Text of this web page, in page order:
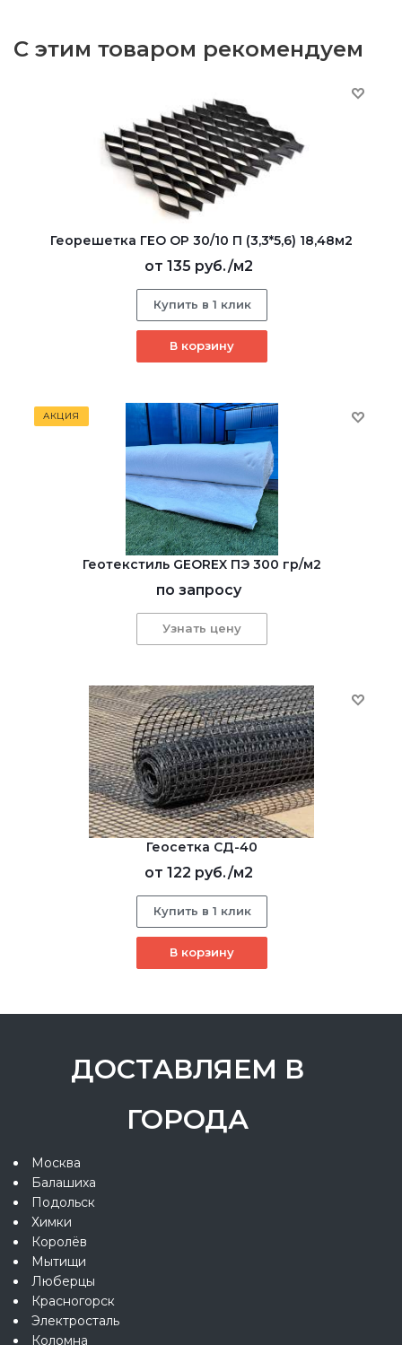
С этим товаром рекомендуем
Георешетка ГЕО ОР 30/10 П (3,3*5,6) 18,48м2
от 135 руб./м2
Купить в 1 клик
В корзину
АКЦИЯ
Геотекстиль GEOREX ПЭ 300 гр/м2
по запросу
Узнать цену
Геосетка СД-40
от 122 руб./м2
Купить в 1 клик
В корзину
ДОСТАВЛЯЕМ В
ГОРОДА
Москва
Балашиха
Подольск
Химки
Королёв
Мытищи
Люберцы
Красногорск
Электросталь
Коломна